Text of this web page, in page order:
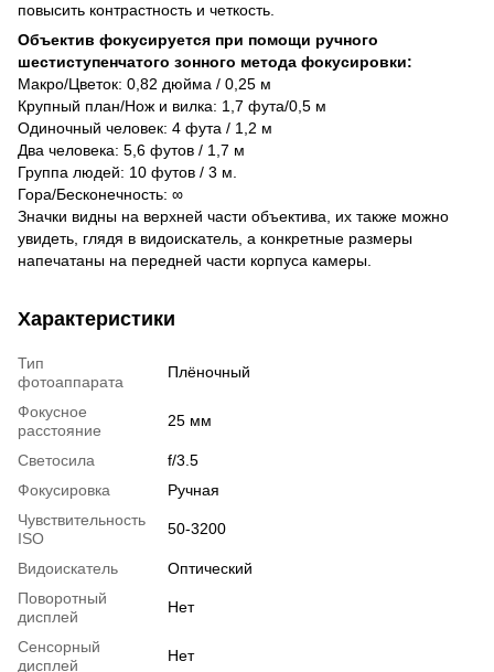
повысить контрастность и четкость.
Объектив фокусируется при помощи ручного
шестиступенчатого зонного метода фокусировки:
Макро/Цветок: 0,82 дюйма / 0,25 м
Крупный план/Нож и вилка: 1,7 фута/0,5 м
Одиночный человек: 4 фута / 1,2 м
Два человека: 5,6 футов / 1,7 м
Группа людей: 10 футов / 3 м.
Гора/Бесконечность: ∞
Значки видны на верхней части объектива, их также можно
увидеть, глядя в видоискатель, а конкретные размеры
напечатаны на передней части корпуса камеры.
Характеристики
Тип
фотоаппарата
Плёночный
Фокусное
расстояние
25 мм
Светосила
f/3.5
Фокусировка
Ручная
Чувствительность
ISO
50-3200
Видоискатель
Оптический
Поворотный
дисплей
Нет
Сенсорный
дисплей
Нет